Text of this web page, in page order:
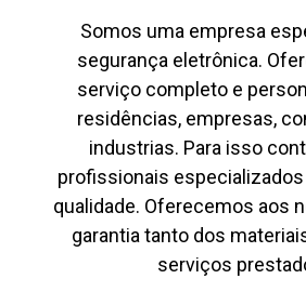
Somos uma empresa
segurança eletrônica.
serviço completo e
residências, empresas,
industrias. Para isso
profissionais
qualidade. Oferecemos aos
garantia tanto dos
serviços